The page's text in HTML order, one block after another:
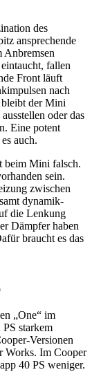
des
ansprechende
fallen
Front läuft
nach
der Mini
oder das
Eine potent
auch.
beim Mini falsch.
sein.
zwischen
dynamik-
die Lenkung
Dämpfer haben
braucht es das
„One“ im
starkem
Versionen
Works. Im Cooper
40 PS weniger.